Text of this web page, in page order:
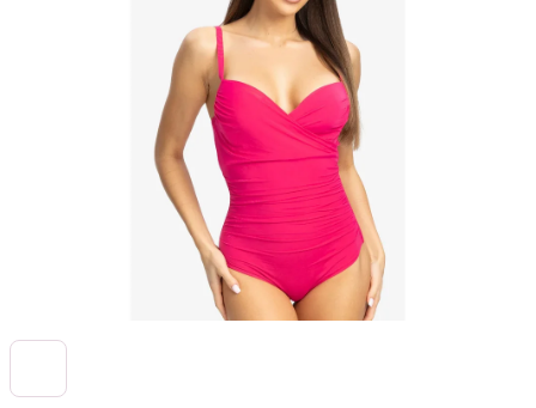
hvězdiček.